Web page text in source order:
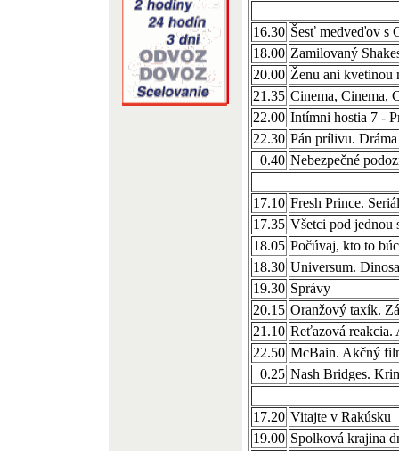
16.30 Šesť medveďov s
18.00 Zamilovaný
20.00 Ženu ani kvetinou
21.35 Cinema, Cinema,
22.00 Intímni hostia 7 -
22.30 Pán prílivu.
0.40 Nebezpečné
17.10 Fresh Prince.
17.35 Všetci pod jednou
18.05 Počúvaj, kto to
18.30 Universum.
19.30 Správy
20.15 Oranžový taxík.
21.10 Reťazová
22.50 McBain. Akčný
0.25 Nash Bridges.
17.20 Vitajte v Rakúsku
19.00 Spolková krajina